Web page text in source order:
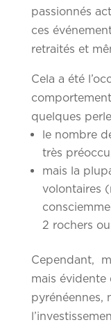
passionnés
ces
retraités et
Cela a été
quelques
le nombre
très
mais la
volontaires
2 rochers
Cependant,
mais évidente
pyrénéennes,